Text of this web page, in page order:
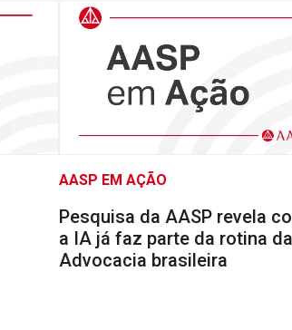
AASP EM AÇÃO
Pesquisa da AASP revela
a IA já faz parte da rotina da
Advocacia brasileira